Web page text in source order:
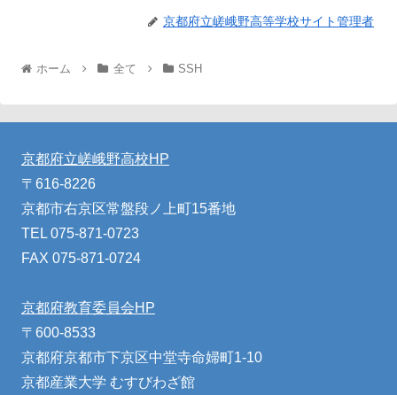
京都府立嵯峨野高等学校サイト管理者
ホーム 全て SSH
京都府立嵯峨野高校HP
〒616-8226
京都市右京区常盤段ノ上町15番地
TEL 075-871-0723
FAX 075-871-0724
京都府教育委員会HP
〒600-8533
京都府京都市下京区中堂寺命婦町1-10
京都産業大学 むすびわざ館